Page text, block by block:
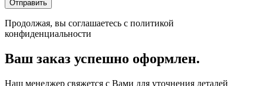
Отправить
Продолжая, вы соглашаетесь с политикой
конфиденциальности
Ваш заказ успешно оформлен.
Наш менеджер свяжется с Вами для уточнения деталей